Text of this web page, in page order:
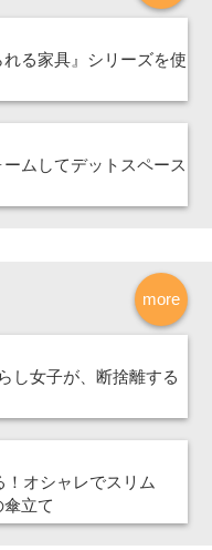
る家具』シリーズを使
ムしてデットスペース
more
し女子が、断捨離する
オシャレでスリム
立て